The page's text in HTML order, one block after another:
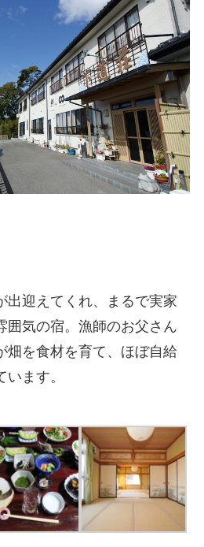
出迎えてくれ、まるで実家
囲気の宿。漁師のお父さん
畑を食材を育て、ほぼ自給
ます。